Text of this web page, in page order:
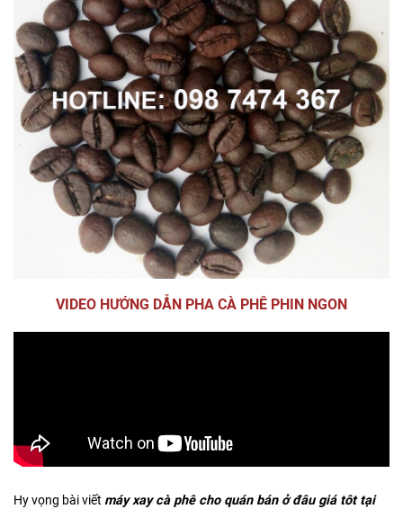
VIDEO HƯỚNG DẪN PHA CÀ PHÊ PHIN NGON
Hy vọng bài viết máy xay cà phê cho quán bán ở đâu giá tôt tại